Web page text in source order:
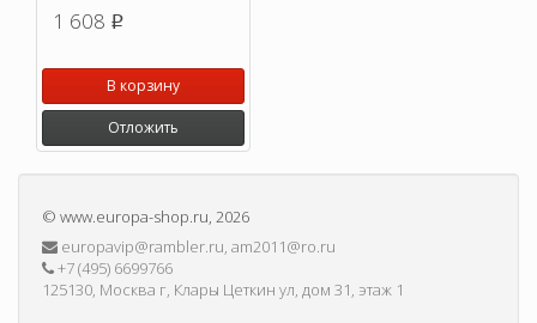
1 608 p
В корзину
Отложить
© www.europa-shop.ru, 2026
europavip@rambler.ru, am2011@ro.ru
+7 (495) 6699766
125130, Москва г, Клары Цеткин ул, дом 31, этаж 1